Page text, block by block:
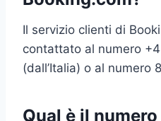
Il servizio clienti di
contattato al numero
(dall’Italia) o al numero
Qual è il